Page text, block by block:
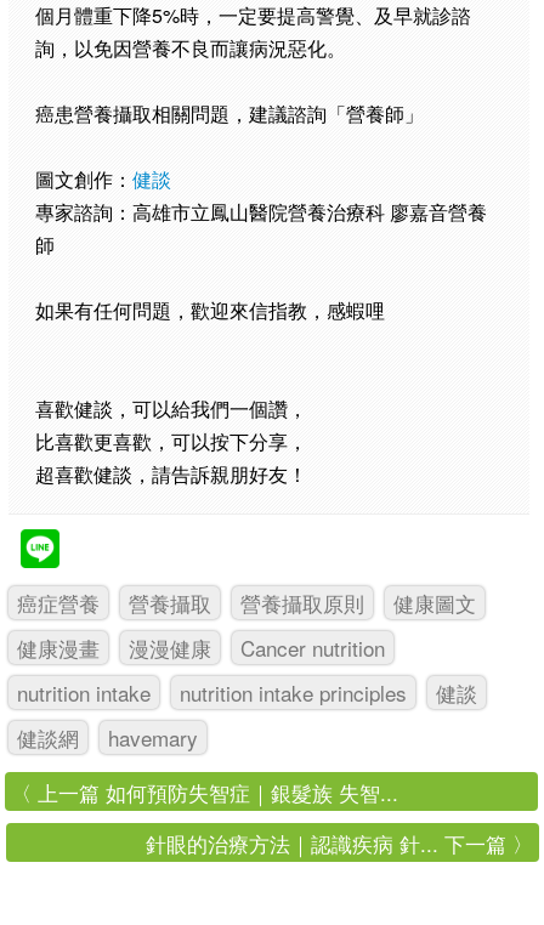
個月體重下降5%時，一定要提高警覺、及早就診諮
詢，以免因營養不良而讓病況惡化。
癌患營養攝取相關問題，建議諮詢「營養師」
圖文創作： 健談
專家諮詢：高雄市立鳳山醫院營養治療科 廖嘉音營養
師
如果有任何問題，歡迎來信指教，感蝦哩
喜歡健談，可以給我們一個讚，
比喜歡更喜歡，可以按下分享，
超喜歡健談，請告訴親朋好友！
癌症營養 營養攝取 營養攝取原則
健康圖文
健康漫畫
漫漫健康
Cancer nutrition
nutrition intake
nutrition intake principles
健談
健談網
havemary
〈 上一篇 如何預防失智症｜銀髮族 失智...
針眼的治療方法｜認識疾病 針... 下一篇 〉